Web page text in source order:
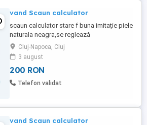
vand Scaun calculator
scaun calculator stare f buna imitație piele
naturala neagra,se reglează
înălțimea.Model 2022
Cluj-Napoca, Cluj
3 august
200 RON
Telefon validat
vand Scaun calculator